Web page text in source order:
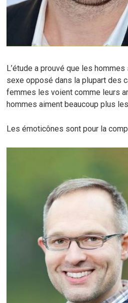
L’étude a prouvé que les
sexe opposé dans la plupart des
femmes les voient comme leurs
hommes aiment beaucoup plus
Les émoticônes sont pour la